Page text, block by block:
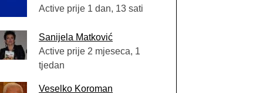
Active prije 1 dan, 13 sati
Sanijela Matković
Active prije 2 mjeseca, 1
tjedan
Veselko Koroman